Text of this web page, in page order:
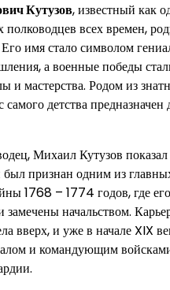
Кутузов, известный как
всех времен,
имя стало символом
а военные победы
и мастерства. Родом из
детства
Михаил Кутузов показал
признан одним из
1768 – 1774 годов, где
начальством.
вверх, и уже в начале XIX
и командующим